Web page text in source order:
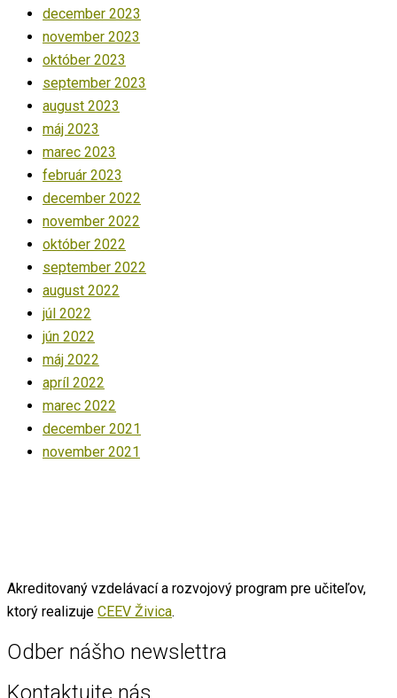
december 2023
november 2023
október 2023
september 2023
august 2023
máj 2023
marec 2023
február 2023
december 2022
november 2022
október 2022
september 2022
august 2022
júl 2022
jún 2022
máj 2022
apríl 2022
marec 2022
december 2021
november 2021
Akreditovaný vzdelávací a rozvojový program pre učiteľov,
ktorý realizuje CEEV Živica.
Odber nášho newslettra
Kontaktujte nás